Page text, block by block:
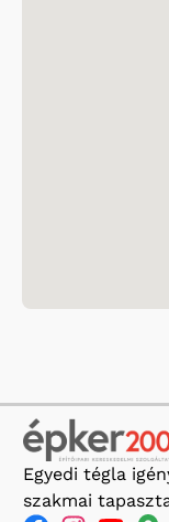
Egyedi tégla
szakmai